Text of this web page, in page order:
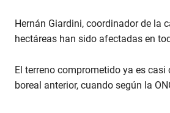
c
o
n
o
f
1
Hernán Giardini, coordinador de la
hectáreas han sido afectadas en
El terreno comprometido ya es
boreal anterior, cuando según la